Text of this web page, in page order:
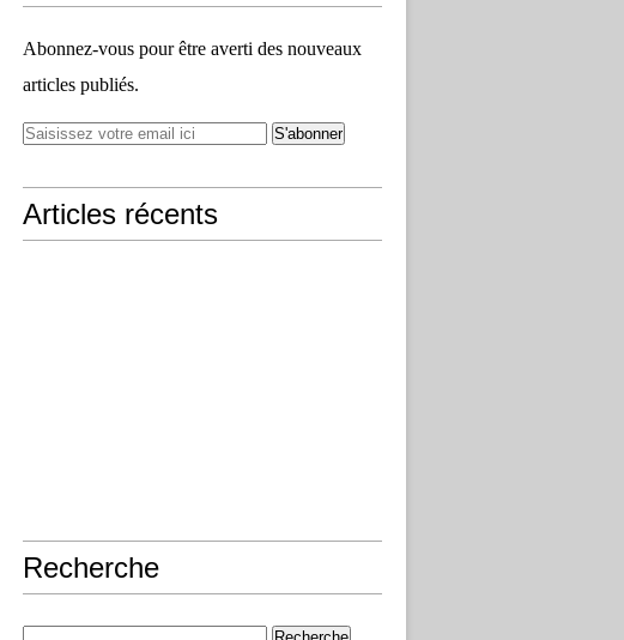
Abonnez-vous pour être averti des nouveaux
articles publiés.
Articles récents
Recherche